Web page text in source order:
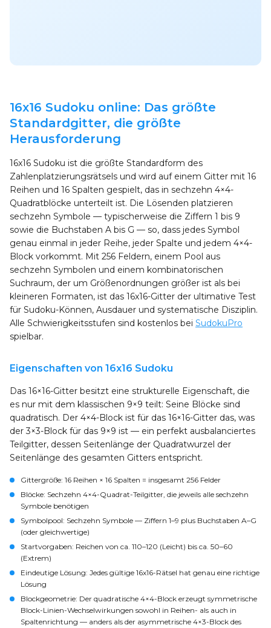
16x16 Sudoku online: Das größte
Standardgitter, die größte
Herausforderung
16x16 Sudoku ist die größte Standardform des
Zahlenplatzierungsrätsels und wird auf einem Gitter mit 16
Reihen und 16 Spalten gespielt, das in sechzehn 4×4-
Quadratblöcke unterteilt ist. Die Lösenden platzieren
sechzehn Symbole — typischerweise die Ziffern 1 bis 9
sowie die Buchstaben A bis G — so, dass jedes Symbol
genau einmal in jeder Reihe, jeder Spalte und jedem 4×4-
Block vorkommt. Mit 256 Feldern, einem Pool aus
sechzehn Symbolen und einem kombinatorischen
Suchraum, der um Größenordnungen größer ist als bei
kleineren Formaten, ist das 16x16-Gitter der ultimative Test
für Sudoku-Können, Ausdauer und systematische Disziplin.
Alle Schwierigkeitsstufen sind kostenlos bei SudokuPro
spielbar.
Eigenschaften von 16x16 Sudoku
Das 16×16-Gitter besitzt eine strukturelle Eigenschaft, die
es nur mit dem klassischen 9×9 teilt: Seine Blöcke sind
quadratisch. Der 4×4-Block ist für das 16×16-Gitter das, was
der 3×3-Block für das 9×9 ist — ein perfekt ausbalanciertes
Teilgitter, dessen Seitenlänge der Quadratwurzel der
Seitenlänge des gesamten Gitters entspricht.
Gittergröße: 16 Reihen × 16 Spalten = insgesamt 256 Felder
Blöcke: Sechzehn 4×4-Quadrat-Teilgitter, die jeweils alle sechzehn
Symbole benötigen
Symbolpool: Sechzehn Symbole — Ziffern 1–9 plus Buchstaben A–G
(oder gleichwertige)
Startvorgaben: Reichen von ca. 110–120 (Leicht) bis ca. 50–60
(Extrem)
Eindeutige Lösung: Jedes gültige 16x16-Rätsel hat genau eine richtige
Lösung
Blockgeometrie: Der quadratische 4×4-Block erzeugt symmetrische
Block-Linien-Wechselwirkungen sowohl in Reihen- als auch in
Spaltenrichtung — anders als der asymmetrische 4×3-Block des